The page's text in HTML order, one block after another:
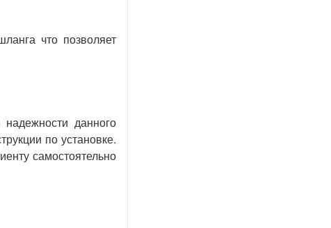
что позволяет
данного
по установке.
самостоятельно